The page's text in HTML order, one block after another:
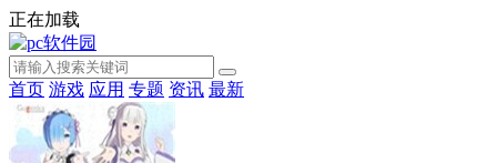
正在加载
首页 游戏 应用 专题 资讯 最新